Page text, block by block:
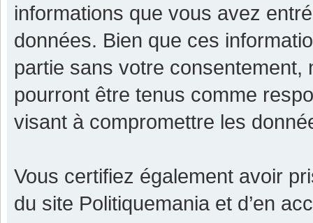
informations que vous avez
données. Bien que ces
partie sans votre consentement,
pourront être tenus comme
visant à compromettre les
Vous certifiez également avoir
du site Politiquemania et d’en